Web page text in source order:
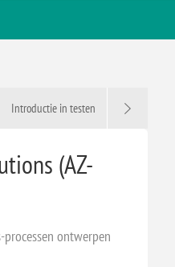
Introductie in testen
(AZ-
processen ontwerpen